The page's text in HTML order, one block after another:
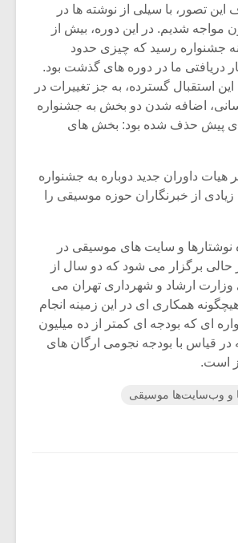
تصور، با سیلی از نوشته ها در
مواجه شدیم. در این دوره، بیش از
جشنواره رسید که چیزی حدود
دریافتی ما در دوره های گذشت بود.
این استقبال گسترده، به جز تغییرات در
اضافه شدن دو بخش به جشنواره
پیش حذف شده بود: بخش های
هیات داوران جدید دوباره به جشنواره
زیادی از خبرنگاران حوزه موسیقی را
و سایت های موسیقی در
حالی برگزار می شود که دو سال از
وزارت ارشاد و شهرداری تهران می
همکاری ای در این زمینه انجام
ای که بودجه ای کمتر از ده میلیون
در قیاس با بودجه نجومی ارگان های
است.
و وب‌سایت‌ها موسیقی